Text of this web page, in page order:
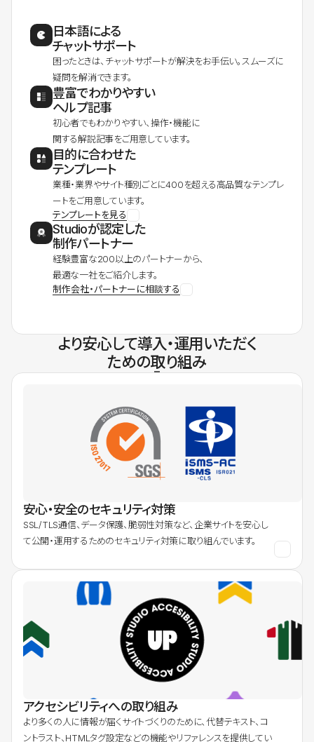
日本語による
チャットサポート
困ったときは、チャットサポートが解決をお手伝い。スムーズに
疑問を解消できます。
豊富でわかりやすい
ヘルプ記事
初心者でもわかりやすい、操作・機能に
関する解説記事をご用意しています。
目的に合わせた
テンプレート
業種・業界やサイト種別ごとに400を超える高品質なテンプレ
ートをご用意しています。
テンプレートを見る
Studioが認定した
制作パートナー
経験豊富な200以上のパートナーから、
最適な一社をご紹介します。
制作会社・パートナーに相談する
より安心して導入・運用いただく
ための取り組み
安心・安全のセキュリティ対策
SSL/TLS通信、データ保護、脆弱性対策など、企業サイトを安心し
て公開・運用するためのセキュリティ対策に取り組んでいます。
アクセシビリティへの取り組み
より多くの人に情報が届くサイトづくりのために、代替テキスト、コ
ントラスト、HTMLタグ設定などの機能やリファレンスを提供してい